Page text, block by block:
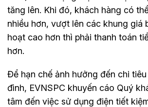
tăng lên. Khi đó, khách hàng có
nhiều hơn, vượt lên các khung giá
hoạt cao hơn thì phải thanh toán
hơn.
Để hạn chế ảnh hưởng đến chi
đình, EVNSPC khuyến cáo Quý
tâm đến việc sử dụng điện tiết